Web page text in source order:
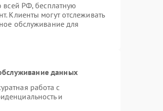
всей РФ, бесплатную
Клиенты могут отслеживать
обслуживание для
данных
работа с
и